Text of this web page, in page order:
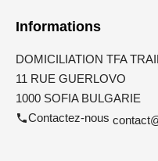
Informations
DOMICILIATION TFA
11 RUE GUERLOVO
1000 SOFIA BULGARIE
Contactez-nous